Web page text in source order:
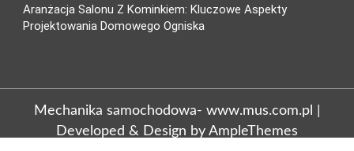
Aranżacja Salonu Z Kominkiem: Kluczowe Aspekty
Projektowania Domowego Ogniska
Mechanika samochodowa- www.mus.com.pl
Developed & Design by AmpleThemes